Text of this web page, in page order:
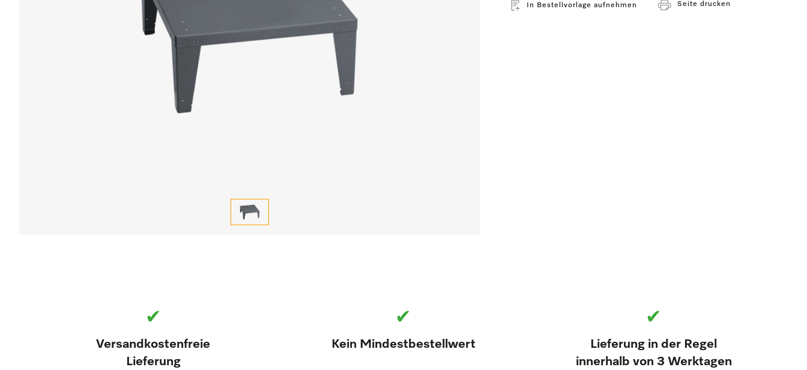
In Bestellvorlage aufnehmen Seite drucken
✔
Versandkostenfreie
Lieferung
✔
Kein Mindestbestellwert
✔
Lieferung in der Regel
innerhalb von 3 Werktagen